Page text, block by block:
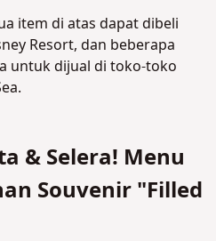
item di atas dapat dibeli
Resort, dan beberapa
untuk dijual di toko-toko
& Selera! Menu
Souvenir "Filled